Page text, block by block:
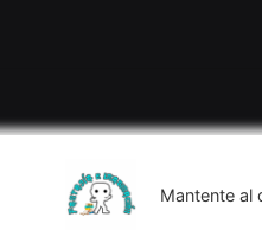
Mantente al